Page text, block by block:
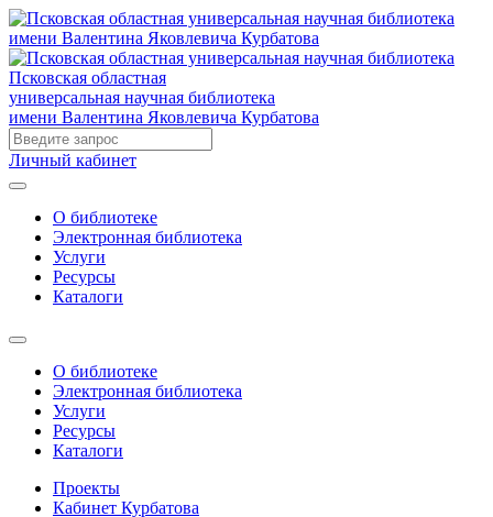
Псковская областная
универсальная научная библиотека
имени Валентина Яковлевича Курбатова
Личный кабинет
О библиотеке
Электронная библиотека
Услуги
Ресурсы
Каталоги
О библиотеке
Электронная библиотека
Услуги
Ресурсы
Каталоги
Проекты
Кабинет Курбатова